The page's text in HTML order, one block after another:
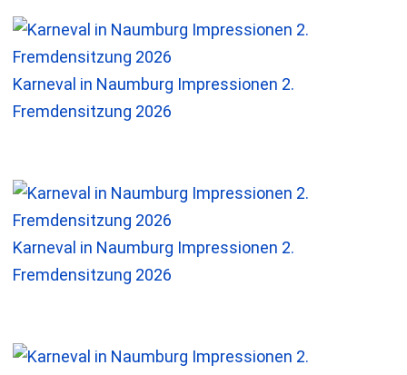
Karneval in Naumburg Impressionen 2.
Fremdensitzung 2026
Karneval in Naumburg Impressionen 2.
Fremdensitzung 2026